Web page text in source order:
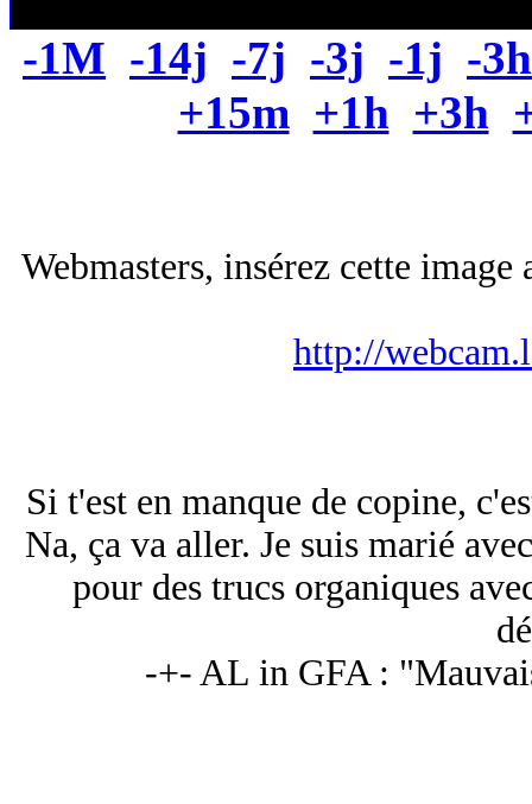
-1M -14j -7j -3j -1j -3h
+15m +1h +3h
Webmasters, insérez cette
http://
Si t'est en manque de copine,
Na, ça va aller. Je suis marié
pour des trucs organiques
-+- AL in GFA :